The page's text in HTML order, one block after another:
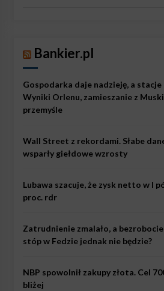
Bankier.pl
Gospodarka daje nadzieję, a stacje
Wyniki Orlenu, zamieszanie z
przemyśle
Wall Street z rekordami. Słabe
wsparły giełdowe wzrosty
Lubawa szacuje, że zysk netto w I
proc. rdr
Zatrudnienie zmalało, a
stóp w Fedzie jednak nie będzie?
NBP spowolnił zakupy złota. Cel
bliżej